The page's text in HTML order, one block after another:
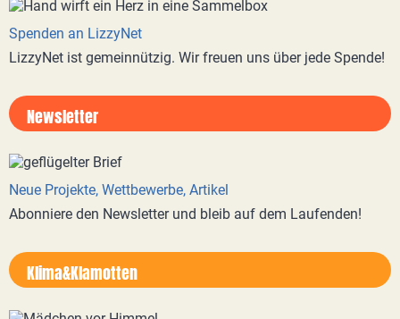
Spenden an LizzyNet
LizzyNet ist gemeinnützig. Wir freuen uns über jede Spende!
Newsletter
Neue Projekte, Wettbewerbe, Artikel
Abonniere den Newsletter und bleib auf dem Laufenden!
Klima&Klamotten